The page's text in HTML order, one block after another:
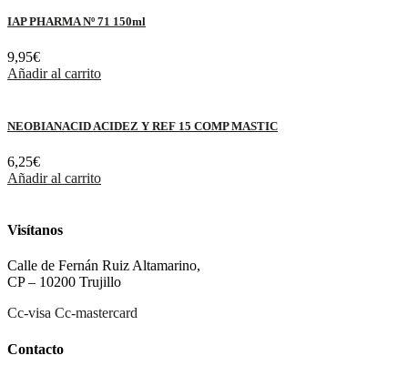
IAP PHARMA Nº 71 150ml
9,95€
Añadir al carrito
NEOBIANACID ACIDEZ Y REF 15 COMP MASTIC
6,25€
Añadir al carrito
Visítanos
Calle de Fernán Ruiz Altamarino,
CP – 10200 Trujillo
Cc-visa Cc-mastercard
Contacto